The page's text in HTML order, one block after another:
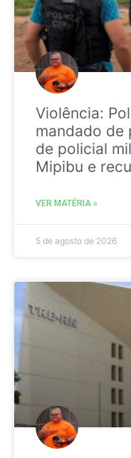
Violência:
mandado de
de policial
Mipibu e
VER MATÉRIA »
5 de agosto de 2026